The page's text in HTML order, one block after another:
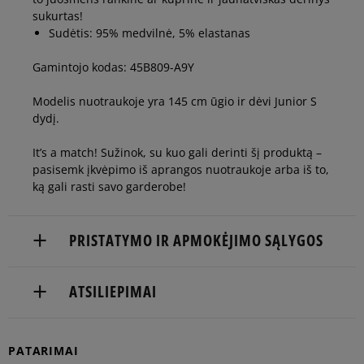
sukurtas!
Sudėtis: 95% medvilnė, 5% elastanas
Gamintojo kodas: 45B809-A9Y
Modelis nuotraukoje yra 145 cm ūgio ir dėvi Junior S
dydį.
It’s a match! Sužinok, su kuo gali derinti šį produktą –
pasisemk įkvėpimo iš aprangos nuotraukoje arba iš to,
ką gali rasti savo garderobe!
PRISTATYMO IR APMOKĖJIMO SĄLYGOS
Pristatymas:
ATSILIEPIMAI
Produktas dar neturi atsiliepimų
PATARIMAI